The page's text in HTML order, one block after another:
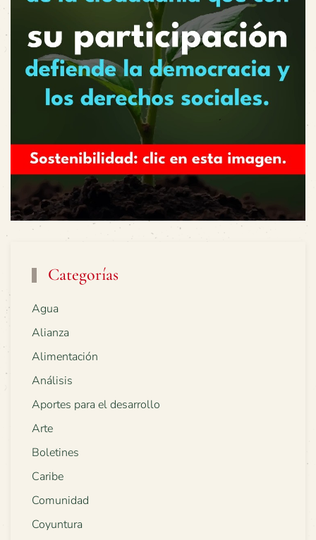
Categorías
Agua
Alianza
Alimentación
Análisis
Aportes para el desarrollo
Arte
Boletines
Caribe
Comunidad
Coyuntura